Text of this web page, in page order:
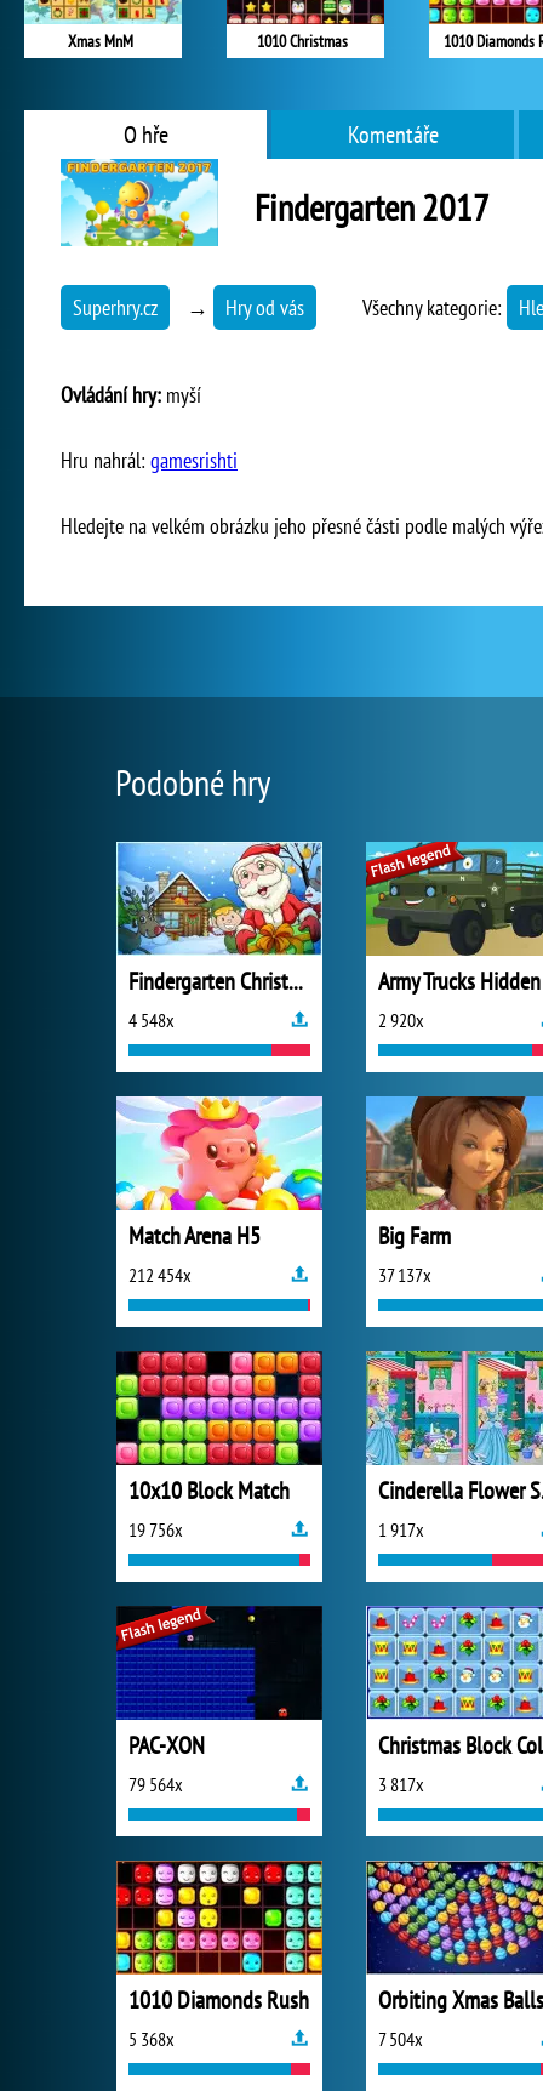
Xmas MnM 1010 Christmas 1010 Diamonds
O hře Komentáře
Findergarten 2017
Superhry.cz → Hry od vás Všechny kategorie:
Ovládání hry: myší
Hru nahrál: gamesrishti
Hledejte na velkém obrázku jeho přesné části podle malých
Podobné hry
Findergarten Christmas
4 548x 2 920x
Match Arena H5
212 454x
Big Farm
37 137x
10x10 Block Match
19 756x 1 917x
PAC-XON
79 564x 3 817x
1010 Diamonds Rush
5 368x
Orbiting Xmas Balls
7 504x